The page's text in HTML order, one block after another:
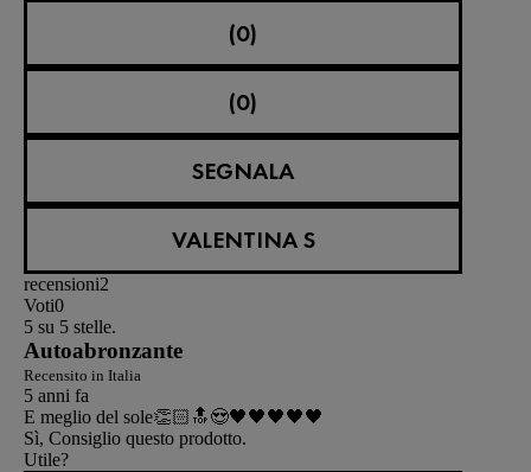
(0)
(0)
SEGNALA
VALENTINA S
recensioni2
Voti0
5 su 5 stelle.
Autoabronzante
Recensito in Italia
5 anni fa
E meglio del sole👏🏻🔝😍🖤🖤🖤🖤🖤
Sì, Consiglio questo prodotto.
Utile?